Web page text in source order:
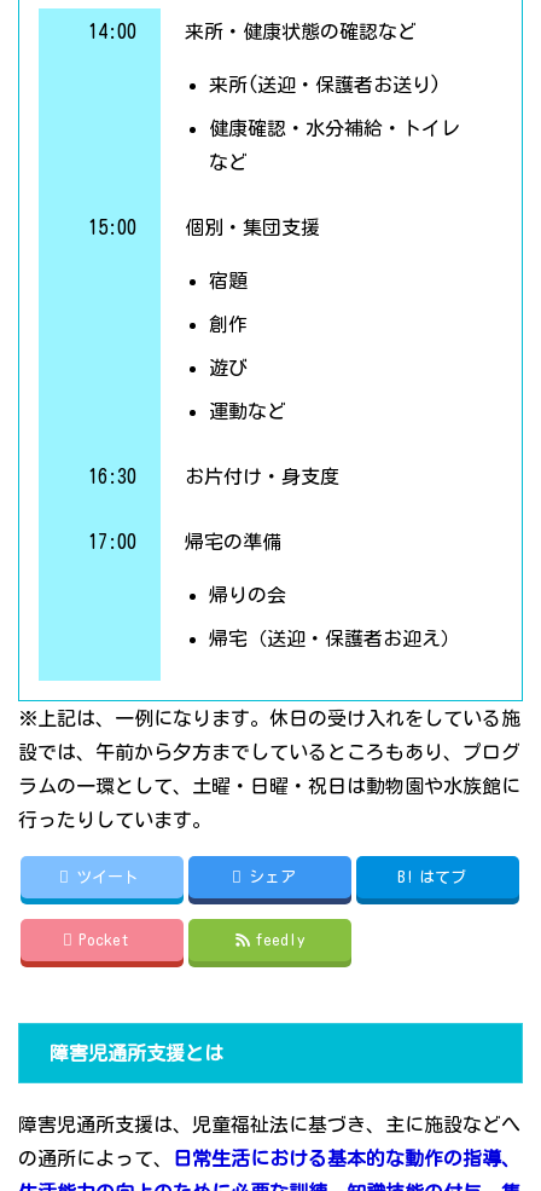
14:00 来所・健康状態の確認など
来所(送迎・保護者お送り)
健康確認・水分補給・トイレ
など
15:00 個別・集団支援
宿題
創作
遊び
運動など
16:30 お片付け・身支度
17:00 帰宅の準備
帰りの会
帰宅（送迎・保護者お迎え）
※上記は、一例になります。休日の受け入れをしている施
設では、午前から夕方までしているところもあり、プログ
ラムの一環として、土曜・日曜・祝日は動物園や水族館に
行ったりしています。
ツイート シェア B! はてブ
Pocket feedly
障害児通所支援とは
障害児通所支援は、児童福祉法に基づき、主に施設などへ
の通所によって、
日常生活における基本的な動作の指導、